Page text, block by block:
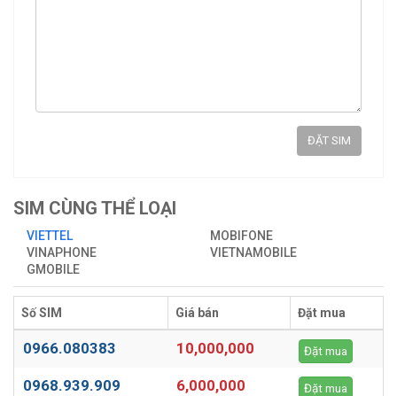
ĐẶT SIM
SIM CÙNG THỂ LOẠI
VIETTEL
MOBIFONE
VINAPHONE
VIETNAMOBILE
GMOBILE
Số SIM Giá bán Đặt mua
0966.080383 10,000,000 Đặt mua
0968.939.909 6,000,000 Đặt mua